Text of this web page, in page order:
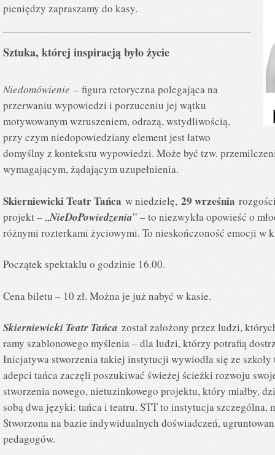
pieniędzy zapraszamy do kasy.
Sztuka, której inspiracją było życie
Niedomówienie – figura retoryczna polegająca na
przerwaniu wypowiedzi i porzuceniu jej wątku
motywowanym wzruszeniem, odrazą, wstydliwością,
przy czym niedopowiedziany element jest łatwo
domyślny z kontekstu wypowiedzi. Może być tzw.
wymagającym, żądającym uzupełnienia.
Skierniewicki Teatr Tańca w niedzielę, 29 września
projekt – „NieDoPowiedzenia” – to niezwykła opowieść o
różnymi rozterkami życiowymi. To nieskończoność emocji w
Początek spektaklu o godzinie 16.00.
Cena biletu – 10 zł. Można je już nabyć w kasie.
Skierniewicki Teatr Tańca został założony przez ludzi,
ramy szablonowego myślenia – dla ludzi, którzy potrafią
Inicjatywa stworzenia takiej instytucji wywiodła się ze
adepci tańca zaczęli poszukiwać świeżej ścieżki rozwoju
stworzenia nowego, nietuzinkowego projektu, który miałby,
sobą dwa języki: tańca i teatru. STT to instytucja szczególna,
Stworzona na bazie indywidualnych doświadczeń,
pedagogów.